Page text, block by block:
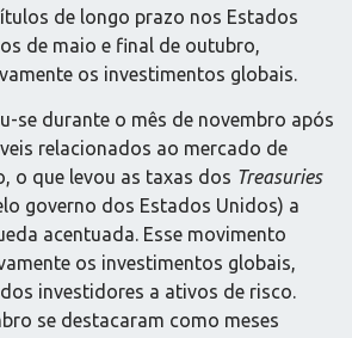
de longo prazo nos Estados
de maio e final de outubro,
os investimentos globais.
se durante o mês de novembro após
relacionados ao mercado de
o que levou as taxas dos Treasuries
governo dos Estados Unidos) a
acentuada. Esse movimento
os investimentos globais,
investidores a ativos de risco.
se destacaram como meses